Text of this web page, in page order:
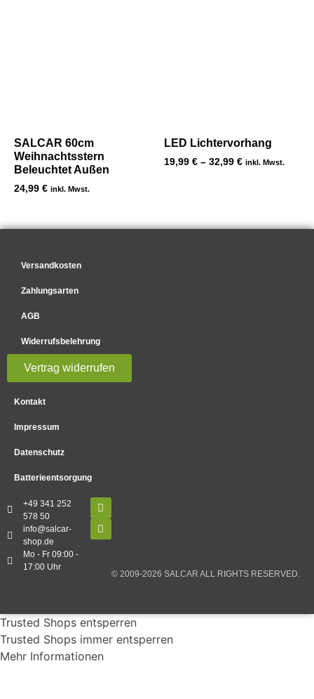
SALCAR 60cm
Weihnachtsstern
Beleuchtet Außen
24,99 € inkl. Mwst.
LED Lichtervorhang
19,99 € – 32,99 € inkl. Mwst.
Versandkosten
Zahlungsarten
AGB
Widerrufsbelehrung
Vertrag widerrufen
Kontakt
Impressum
Datenschutz
Batterieentsorgung
+49 341 252
578 50
info@salcar-
shop.de
Mo - Fr 09:00 -
17:00 Uhr
© 2009-2026 SALCAR ALL RIGHTS RESERVED.
Trusted Shops entsperren
Trusted Shops immer entsperren
Mehr Informationen